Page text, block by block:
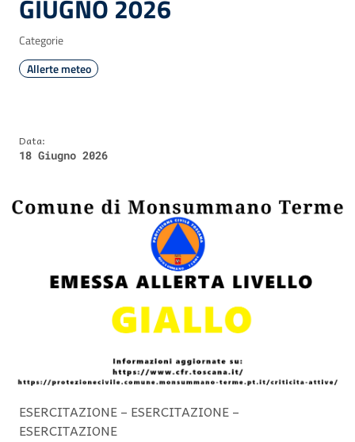
GIUGNO 2026
Categorie
Allerte meteo
Data:
18 Giugno 2026
ESERCITAZIONE – ESERCITAZIONE –
ESERCITAZIONE